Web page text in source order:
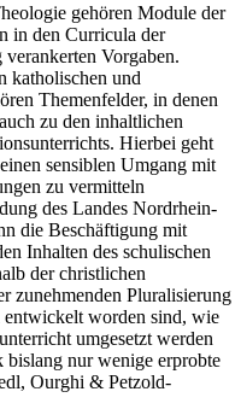
gehören Module der
in den Curricula der
Vorgaben.
katholischen und
Themenfelder, in denen
zu den inhaltlichen
Hierbei geht
sensiblen Umgang mit
zu vermitteln
des Landes Nordrhein-
die Beschäftigung mit
Inhalten des schulischen
der christlichen
zunehmenden Pluralisierung
entwickelt worden sind, wie
umgesetzt werden
nur wenige erprobte
Ourghi & Petzold-